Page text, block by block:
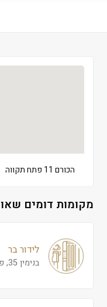
הכורם 11 פתח תקווה
מקומות דומים
לידור בר
בנימין 35, פתח תקווה